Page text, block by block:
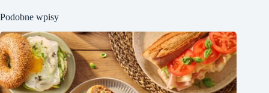
Podobne wpisy